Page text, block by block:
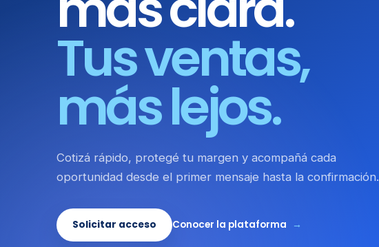
Tus ventas,
más lejos.
Cotizá rápido, protegé tu margen y acompañá cada
oportunidad desde el primer mensaje hasta la confirmación.
Solicitar acceso Conocer la plataforma →